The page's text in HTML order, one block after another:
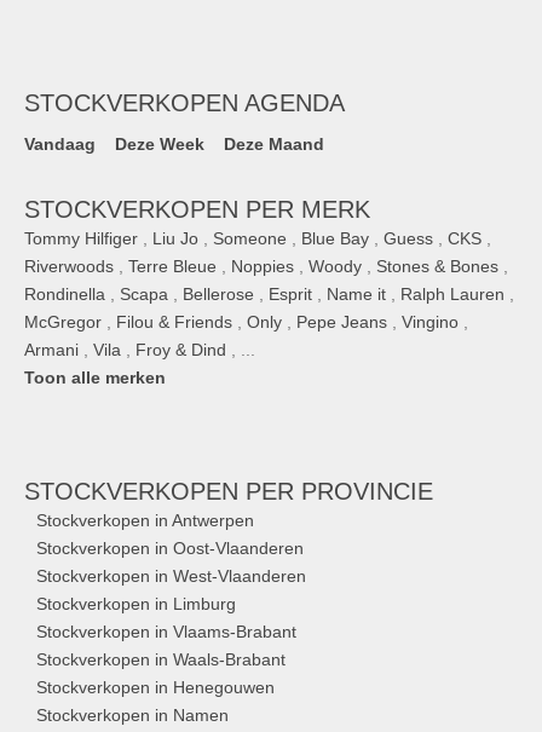
STOCKVERKOPEN AGENDA
Vandaag Deze Week Deze Maand
STOCKVERKOPEN PER MERK
Tommy Hilfiger Liu Jo Someone Blue Bay Guess CKS
Riverwoods
Terre Bleue Noppies Woody Stones & Bones
Rondinella
Scapa Bellerose Esprit Name it Ralph Lauren
McGregor
Filou & Friends Only Pepe Jeans Vingino
Armani
Vila Froy & Dind
Toon alle merken
STOCKVERKOPEN PER PROVINCIE
Stockverkopen in Antwerpen
Stockverkopen in Oost-Vlaanderen
Stockverkopen in West-Vlaanderen
Stockverkopen in Limburg
Stockverkopen in Vlaams-Brabant
Stockverkopen in Waals-Brabant
Stockverkopen in Henegouwen
Stockverkopen in Namen